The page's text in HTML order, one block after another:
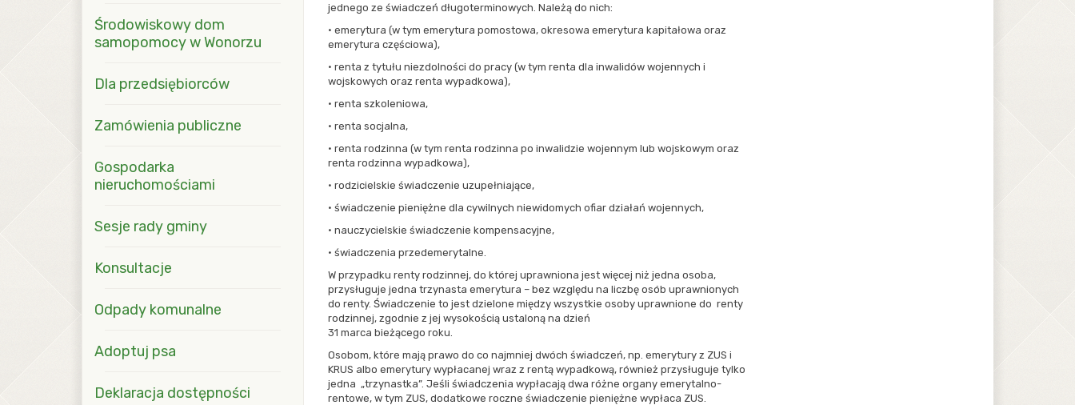
Środowiskowy dom
samopomocy w Wonorzu
Dla przedsiębiorców
Zamówienia publiczne
Gospodarka
nieruchomościami
Sesje rady gminy
Konsultacje
Odpady komunalne
Adoptuj psa
Deklaracja dostępności
jednego ze świadczeń długoterminowych. Należą do nich:
· emerytura (w tym emerytura pomostowa, okresowa emerytura kapitałowa oraz
emerytura częściowa),
· renta z tytułu niezdolności do pracy (w tym renta dla inwalidów wojennych i
wojskowych oraz renta wypadkowa),
· renta szkoleniowa,
· renta socjalna,
· renta rodzinna (w tym renta rodzinna po inwalidzie wojennym lub wojskowym oraz
renta rodzinna wypadkowa),
· rodzicielskie świadczenie uzupełniające,
· świadczenie pieniężne dla cywilnych niewidomych ofiar działań wojennych,
· nauczycielskie świadczenie kompensacyjne,
· świadczenia przedemerytalne.
W przypadku renty rodzinnej, do której uprawniona jest więcej niż jedna osoba,
przysługuje jedna trzynasta emerytura – bez względu na liczbę osób uprawnionych
do renty. Świadczenie to jest dzielone między wszystkie osoby uprawnione do renty
rodzinnej, zgodnie z jej wysokością ustaloną na dzień
31 marca bieżącego roku.
Osobom, które mają prawo do co najmniej dwóch świadczeń, np. emerytury z ZUS i
KRUS albo emerytury wypłacanej wraz z rentą wypadkową, również przysługuje tylko
jedna „trzynastka”. Jeśli świadczenia wypłacają dwa różne organy emerytalno-
rentowe, w tym ZUS, dodatkowe roczne świadczenie pieniężne wypłaca ZUS.